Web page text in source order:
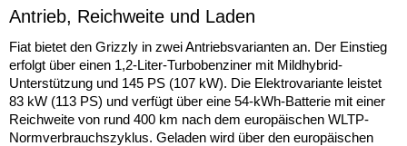
Antrieb, Reichweite und Laden
Fiat bietet den Grizzly in zwei Antriebsvarianten an. Der Einstieg
erfolgt über einen 1,2-Liter-Turbobenziner mit Mildhybrid-
Unterstützung und 145 PS (107 kW). Die Elektrovariante leistet
83 kW (113 PS) und verfügt über eine 54-kWh-Batterie mit einer
Reichweite von rund 400 km nach dem europäischen WLTP-
Normverbrauchszyklus. Geladen wird über den europäischen